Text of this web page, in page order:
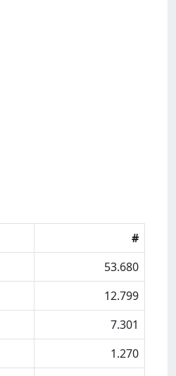
#
53.680
12.799
7.301
1.270